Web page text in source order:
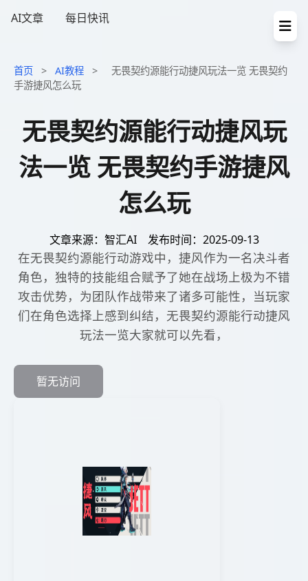
AI文章 每日快讯
首页 > AI教程 >
无畏契约源能行动捷风玩法一览 无畏契约
手游捷风怎么玩
无畏契约源能行动捷风玩
法一览 无畏契约手游捷风
怎么玩
文章来源：智汇AI 发布时间：2025-09-13
在无畏契约源能行动游戏中，捷风作为一名决斗者
角色，独特的技能组合赋予了她在战场上极为不错
攻击优势，为团队作战带来了诸多可能性，当玩家
们在角色选择上感到纠结，无畏契约源能行动捷风
玩法一览大家就可以先看，
暂无访问